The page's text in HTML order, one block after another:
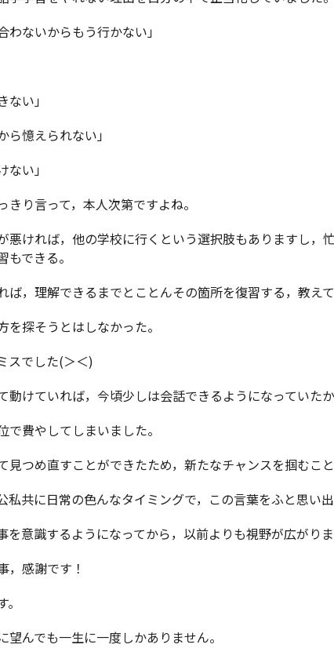
わないからもう行かない」
ない」
ら憶えられない」
ない」
きり言って，本人次第ですよね。
悪ければ，他の学校に行くという選択肢もありますし，
できる。
ば，理解できるまでとことんその箇所を復習する，教えて
を探そうとはしなかった。
スでした(＞＜)
動けていれば，今頃少しは会話できるようになっていた
費やしてしまいました。
見つめ直すことができたため，新たなチャンスを掴むこ
私共に日常の色んなタイミングで，この言葉をふと思い
を意識するようになってから，以前よりも視野が広がりま
，感謝です！
望んでも一生に一度しかありません。